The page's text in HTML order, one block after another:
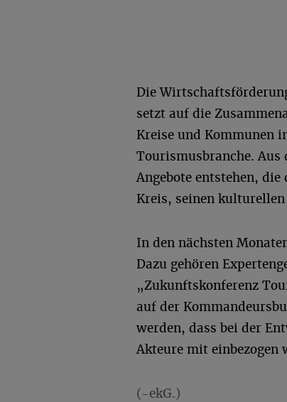
Die
setzt auf die
Kreise und Kommunen
Tourismusbranche. Aus
Angebote entstehen,
Kreis, seinen
In den nächsten
Dazu gehören
„Zukunftskonferenz
auf der
werden, dass bei der
Akteure mit einbezogen
(-ekG.)